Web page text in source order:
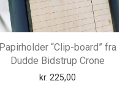
Papirholder “Clip-board” fra
Dudde Bidstrup Crone
kr. 225,00